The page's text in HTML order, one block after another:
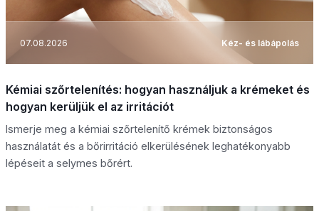
07.08.2026 Kéz- és lábápolás
Kémiai szőrtelenítés: hogyan használjuk a krémeket és
hogyan kerüljük el az irritációt
Ismerje meg a kémiai szőrtelenítő krémek biztonságos
használatát és a bőrirritáció elkerülésének leghatékonyabb
lépéseit a selymes bőrért.